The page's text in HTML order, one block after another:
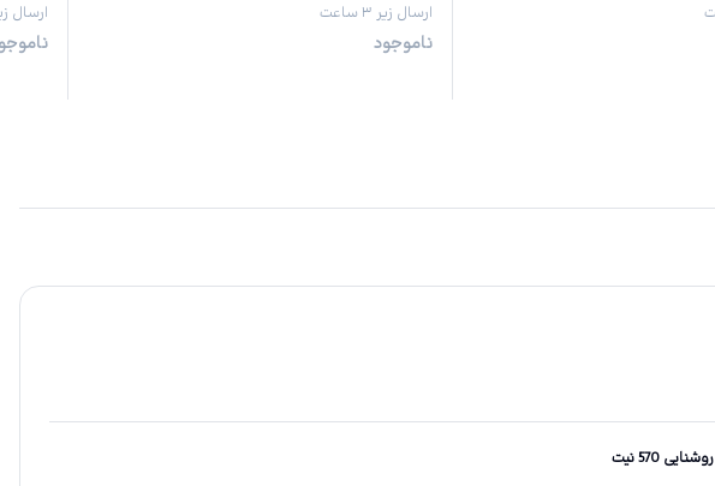
ارسال زیر ۳ ساعت
ناموجود
ارسال زیر ۳